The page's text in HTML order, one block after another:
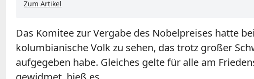
Zum Artikel
Das Komitee zur Vergabe des Nobelpreises hatte
kolumbianische Volk zu sehen, das trotz großer
aufgegeben habe. Gleiches gelte für alle am